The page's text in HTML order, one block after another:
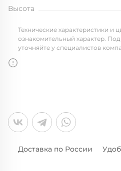
Высота
Технические характеристики и
ознакомительный характер.
уточняйте у специалистов
Доставка по России